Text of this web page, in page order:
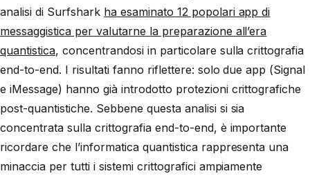
analisi di Surfshark ha esaminato 12 popolari app di
messaggistica per valutarne la preparazione all’era
quantistica, concentrandosi in particolare sulla crittografia
end-to-end. I risultati fanno riflettere: solo due app (Signal
e iMessage) hanno già introdotto protezioni crittografiche
post-quantistiche. Sebbene questa analisi si sia
concentrata sulla crittografia end-to-end, è importante
ricordare che l’informatica quantistica rappresenta una
minaccia per tutti i sistemi crittografici ampiamente